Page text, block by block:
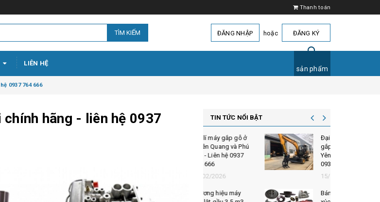
Thanh toán
TÌM KIẾM ĐĂNG NHẬP hoặc ĐĂNG KÝ
LIÊN HỆ
sản phẩm
0937 764 666
hãng - liên hệ 0937
TIN TỨC NỔI BẬT
Đại lí bán máy đào
gắp gỗ tại Lào Cai,
Yên Bái - Liên hệ
0937 764 666
Bán phụ tùng máy